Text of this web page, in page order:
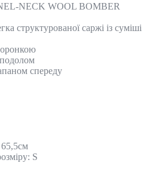
NECK WOOL BOMBER
структурованої саржі із суміші
спереду
S